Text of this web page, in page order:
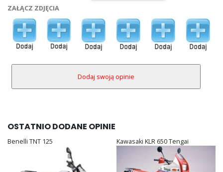
ZAŁĄCZ ZDJĘCIA
OSTATNIO DODANE OPINIE
Benelli TNT 125 Kawasaki KLR 650 Tengai